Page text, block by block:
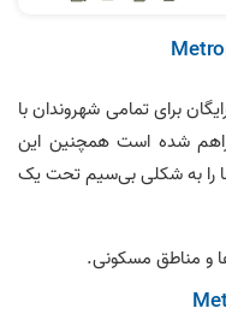
برای تمامی شهروندان با
شده است همچنین این
را به شکلی بی‌سیم تحت یک
و مناطق مسکونی.